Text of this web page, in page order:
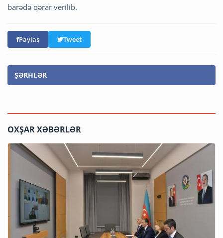
barədə qərar verilib.
Paylaş Tweet
ŞƏRHLƏR
OXŞAR XƏBƏRLƏR